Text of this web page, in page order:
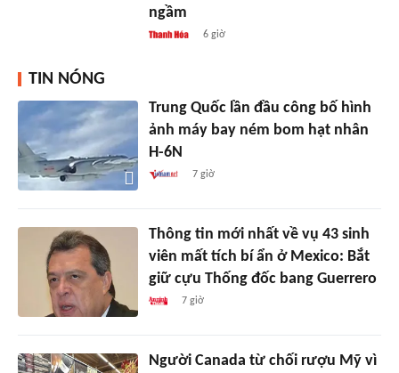
ngầm
6 giờ
TIN NÓNG
Trung Quốc lần đầu công bố hình
ảnh máy bay ném bom hạt nhân
H-6N
7 giờ
Thông tin mới nhất về vụ 43 sinh
viên mất tích bí ẩn ở Mexico: Bắt
giữ cựu Thống đốc bang Guerrero
7 giờ
Người Canada từ chối rượu Mỹ vì